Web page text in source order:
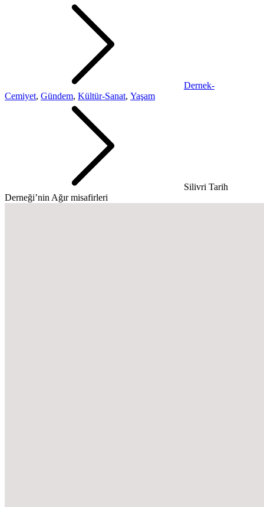
Dernek-
Cemiyet, Gündem, Kültür-Sanat, Yaşam
Silivri Tarih
Derneği’nin Ağır misafirleri